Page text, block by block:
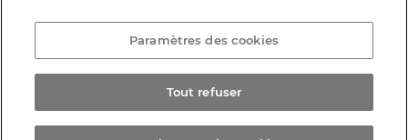
78 370 PLAISIR
Paramètres des cookies
Tout refuser